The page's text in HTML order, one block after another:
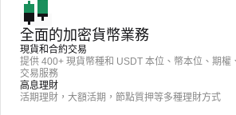
全面的加密貨幣業務
現貨和合約交易
提供 400+ 現貨幣種和 USDT 本位、幣本位、期權
交易服務
高息理財
活期理財，大額活期，節點質押等多種理財方式